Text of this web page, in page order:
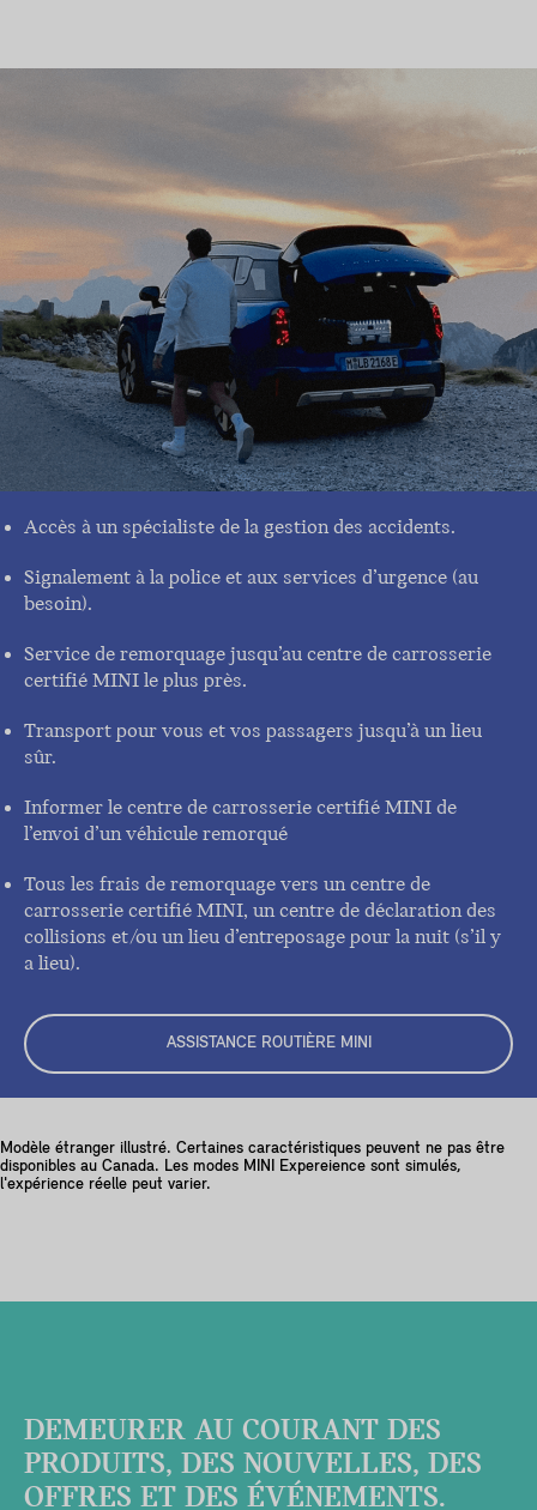
Accès à un spécialiste de la gestion des accidents.
Signalement à la police et aux services d’urgence (au
besoin).
Service de remorquage jusqu’au centre de carrosserie
certifié MINI le plus près.
Transport pour vous et vos passagers jusqu’à un lieu
sûr.
Informer le centre de carrosserie certifié MINI de
l’envoi d’un véhicule remorqué
Tous les frais de remorquage vers un centre de
carrosserie certifié MINI, un centre de déclaration des
collisions et/ou un lieu d’entreposage pour la nuit (s’il y
a lieu).
ASSISTANCE ROUTIÈRE MINI
Modèle étranger illustré. Certaines caractéristiques peuvent ne pas être
disponibles au Canada. Les modes MINI Expereience sont simulés,
l'expérience réelle peut varier.
DEMEURER AU COURANT DES
PRODUITS, DES NOUVELLES, DES
OFFRES ET DES ÉVÉNEMENTS.